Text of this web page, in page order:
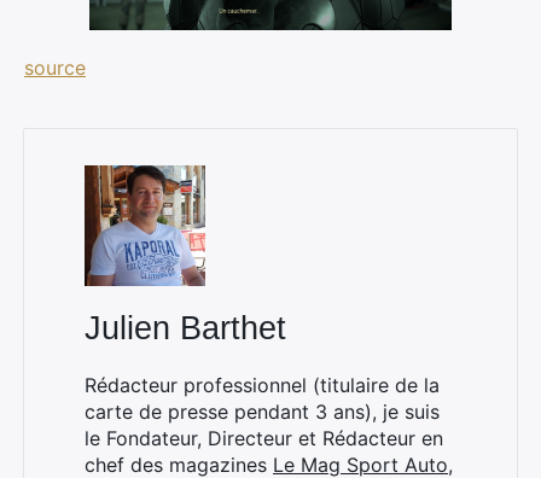
source
Julien Barthet
Rédacteur professionnel (titulaire de la
carte de presse pendant 3 ans), je suis
le Fondateur, Directeur et Rédacteur en
chef des magazines Le Mag Sport Auto,